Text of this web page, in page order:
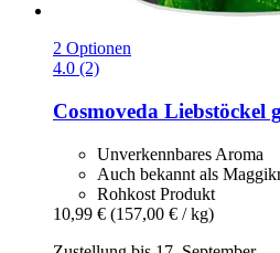
2 Optionen
4.0 (2)
Cosmoveda Liebstöckel
Unverkennbares Aroma
Auch bekannt als
Rohkost Produkt
10,99 € (157,00 € / kg)